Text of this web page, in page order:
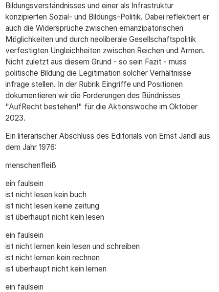
Bildungsverständnisses und einer als Infrastruktur
konzipierten Sozial- und Bildungs-Politik. Dabei reflektiert er
auch die Widersprüche zwischen emanzipatorischen
Möglichkeiten und durch neoliberale Gesellschaftspolitik
verfestigten Ungleichheiten zwischen Reichen und Armen.
Nicht zuletzt aus diesem Grund - so sein Fazit - muss
politische Bildung die Legitimation solcher Verhältnisse
infrage stellen. In der Rubrik Eingriffe und Positionen
dokumentieren wir die Forderungen des Bündnisses
"AufRecht bestehen!" für die Aktionswoche im Oktober
2023.
Ein literarischer Abschluss des Editorials von Ernst Jandl aus
dem Jahr 1976:
menschenfleiß
ein faulsein
ist nicht lesen kein buch
ist nicht lesen keine zeitung
ist überhaupt nicht kein lesen
ein faulsein
ist nicht lernen kein lesen und schreiben
ist nicht lernen kein rechnen
ist überhaupt nicht kein lernen
ein faulsein